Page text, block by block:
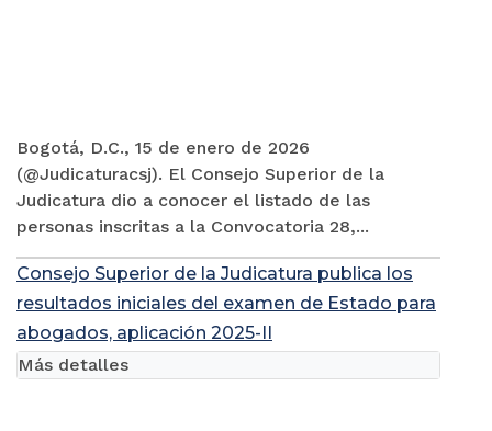
Bogotá, D.C., 15 de enero de 2026
(@Judicaturacsj). El Consejo Superior de la
Judicatura dio a conocer el listado de las
personas inscritas a la Convocatoria 28,...
Consejo Superior de la Judicatura publica los
resultados iniciales del examen de Estado para
abogados, aplicación 2025-II
Más detalles